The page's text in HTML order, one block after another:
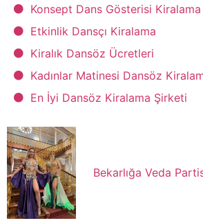
Konsept Dans Gösterisi Kiralama
Etkinlik Dansçı Kiralama
Kiralık Dansöz Ücretleri
Kadınlar Matinesi Dansöz
En İyi Dansöz Kiralama Şirketi
Bekarlığa Veda